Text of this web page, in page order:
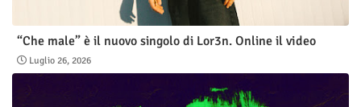
“Che male” è il nuovo singolo di Lor3n. Online il video
Luglio 26, 2026